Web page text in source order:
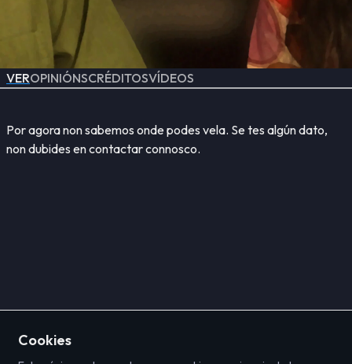
VEROPINIÓNSCRÉDITOSVÍDEOS
Por agora non sabemos onde podes vela. Se tes algún dato,
non dubides en contactar connosco.
Cookies